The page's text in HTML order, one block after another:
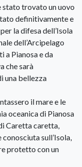
stato trovato un uovo
definitivamente e
la difesa dell’Isola
dell’Arcipelago
a Pianosa e da
che sarà
una bellezza
il mare e le
oceanica di Pianosa
Caretta caretta,
sull’Isola,
protetto con un